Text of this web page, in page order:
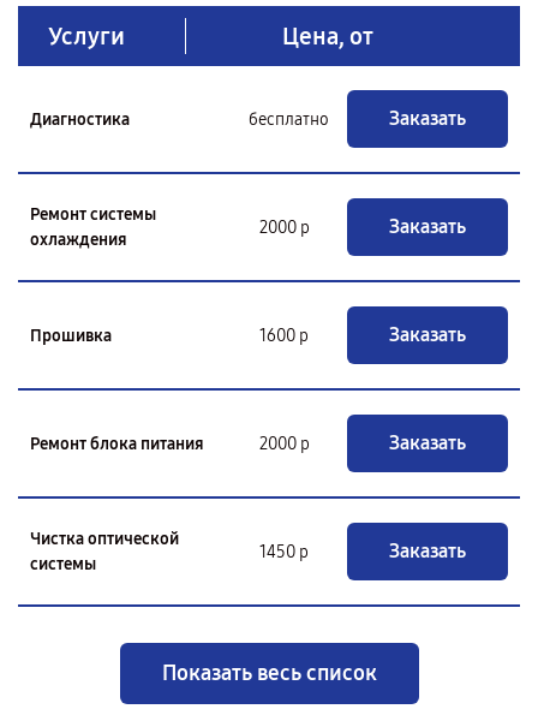
Услуги Цена, от
Диагностика бесплатно Заказать
Ремонт системы
охлаждения
2000 р Заказать
Прошивка 1600 р Заказать
Ремонт блока питания 2000 р Заказать
Чистка оптической
системы
1450 р Заказать
Показать весь список